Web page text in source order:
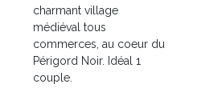
charmant village
médiéval tous
commerces, au coeur du
Périgord Noir. Idéal 1
couple.